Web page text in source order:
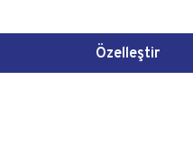
Özelleştir